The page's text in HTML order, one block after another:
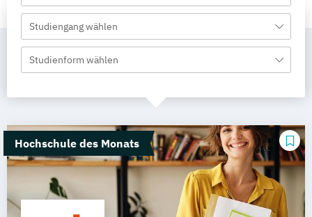
Studiengang wählen
Studienform wählen
Hochschule des Monats